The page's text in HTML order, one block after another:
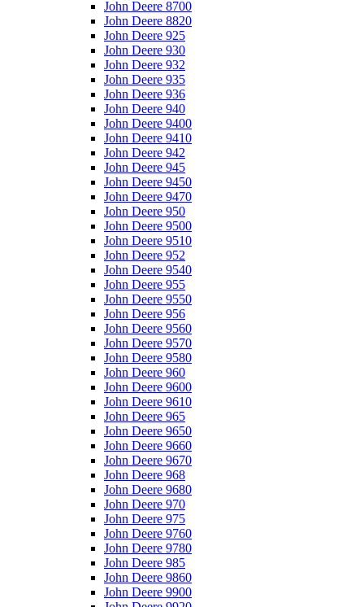
John Deere 8700
John Deere 8820
John Deere 925
John Deere 930
John Deere 932
John Deere 935
John Deere 936
John Deere 940
John Deere 9400
John Deere 9410
John Deere 942
John Deere 945
John Deere 9450
John Deere 9470
John Deere 950
John Deere 9500
John Deere 9510
John Deere 952
John Deere 9540
John Deere 955
John Deere 9550
John Deere 956
John Deere 9560
John Deere 9570
John Deere 9580
John Deere 960
John Deere 9600
John Deere 9610
John Deere 965
John Deere 9650
John Deere 9660
John Deere 9670
John Deere 968
John Deere 9680
John Deere 970
John Deere 975
John Deere 9760
John Deere 9780
John Deere 985
John Deere 9860
John Deere 9900